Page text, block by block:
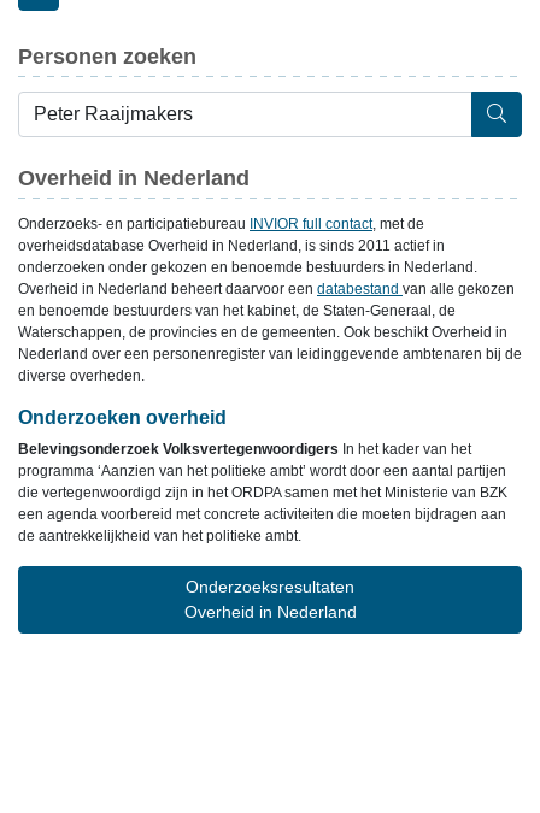
Personen zoeken
Overheid in Nederland
Onderzoeks- en participatiebureau INVIOR full contact, met de
overheidsdatabase Overheid in Nederland, is sinds 2011 actief in
onderzoeken onder gekozen en benoemde bestuurders in Nederland.
Overheid in Nederland beheert daarvoor een databestand van alle gekozen
en benoemde bestuurders van het kabinet, de Staten-Generaal, de
Waterschappen, de provincies en de gemeenten. Ook beschikt Overheid in
Nederland over een personenregister van leidinggevende ambtenaren bij de
diverse overheden.
Onderzoeken overheid
Belevingsonderzoek Volksvertegenwoordigers In het kader van het
programma ‘Aanzien van het politieke ambt’ wordt door een aantal partijen
die vertegenwoordigd zijn in het ORDPA samen met het Ministerie van BZK
een agenda voorbereid met concrete activiteiten die moeten bijdragen aan
de aantrekkelijkheid van het politieke ambt.
Onderzoeksresultaten
Overheid in Nederland